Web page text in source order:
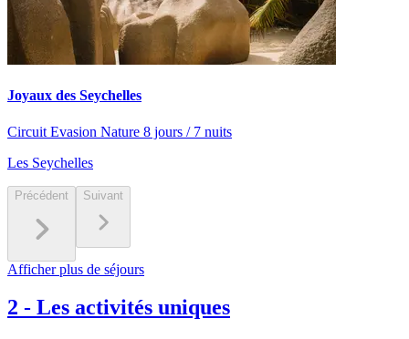
Joyaux des Seychelles
Circuit Evasion Nature 8 jours / 7 nuits
Les Seychelles
Précédent Suivant
Afficher plus de séjours
2 - Les activités uniques